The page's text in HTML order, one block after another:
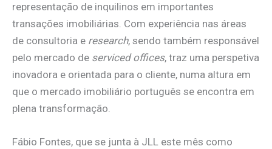
representação de inquilinos em importantes
transações imobiliárias. Com experiência nas áreas
de consultoria e research, sendo também responsável
pelo mercado de serviced offices, traz uma perspetiva
inovadora e orientada para o cliente, numa altura em
que o mercado imobiliário português se encontra em
plena transformação.
Fábio Fontes, que se junta à JLL este mês como